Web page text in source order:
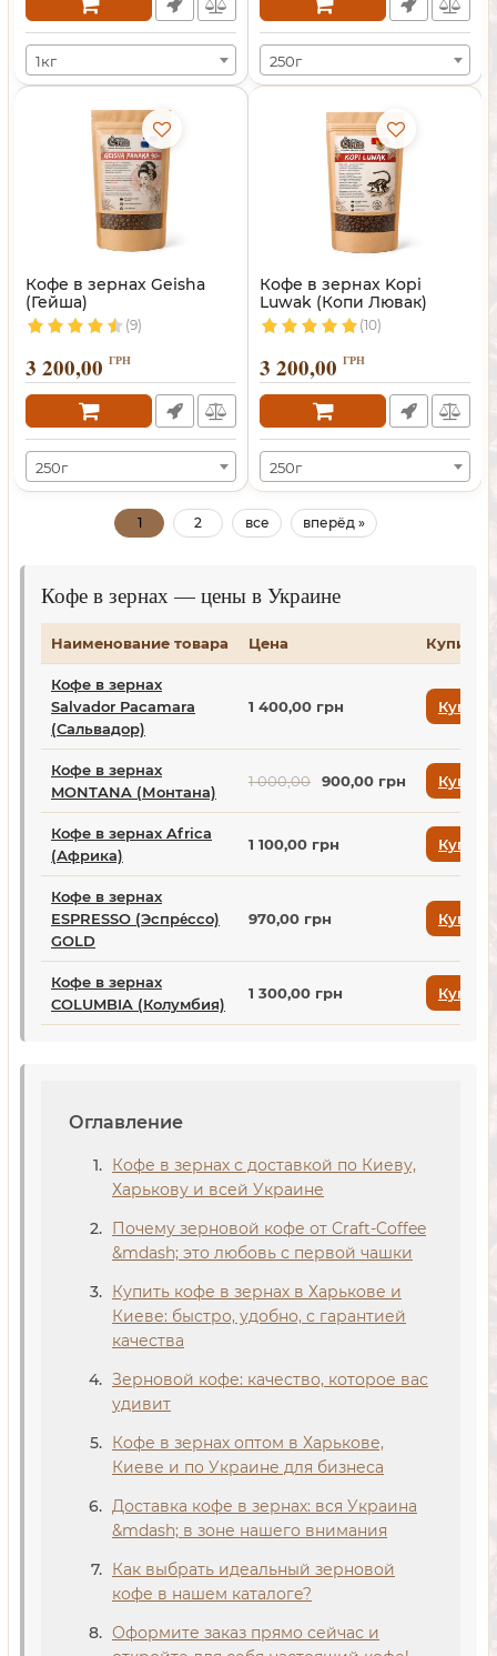
1кг 250г
Кофе в зернах Geisha
(Гейша)
(9)
3 200,00 ГРН
250г
Кофе в зернах Kopi
Luwak (Копи Лювак)
(10)
3 200,00 ГРН
250г
1 2 все вперёд »
Кофе в зернах — цены в Украине
Наименование товара Цена Купить
Кофе в зернах
Salvador Pacamara
(Сальвадор)
1 400,00 грн Купить
Кофе в зернах
MONTANA (Монтана)
1 000,00 900,00 грн Купить
Кофе в зернах Africa
(Африка)
1 100,00 грн Купить
Кофе в зернах
ESPRESSO (Эспре́ссо)
GOLD
970,00 грн Купить
Кофе в зернах
COLUMBIA (Колумбия)
1 300,00 грн Купить
Оглавление
Кофе в зернах с доставкой по Киеву,
Харькову и всей Украине
Почему зерновой кофе от Craft-Coffee
&mdash; это любовь с первой чашки
Купить кофе в зернах в Харькове и
Киеве: быстро, удобно, с гарантией
качества
Зерновой кофе: качество, которое вас
удивит
Кофе в зернах оптом в Харькове,
Киеве и по Украине для бизнеса
Доставка кофе в зернах: вся Украина
&mdash; в зоне нашего внимания
Как выбрать идеальный зерновой
кофе в нашем каталоге?
Оформите заказ прямо сейчас и